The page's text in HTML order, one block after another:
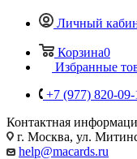
Личный
Корзина0
Избранные
+7 (977) 820-09-
Контактная
г. Москва, ул.
help@macards.ru